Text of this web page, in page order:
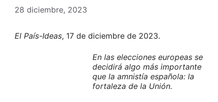
28 diciembre, 2023
El País-Ideas, 17 de diciembre de 2023.
En las elecciones europeas se
decidirá algo más importante
que la amnistía española: la
fortaleza de la Unión.